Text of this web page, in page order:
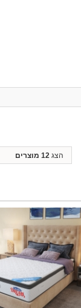
הצג 12 מוצרים